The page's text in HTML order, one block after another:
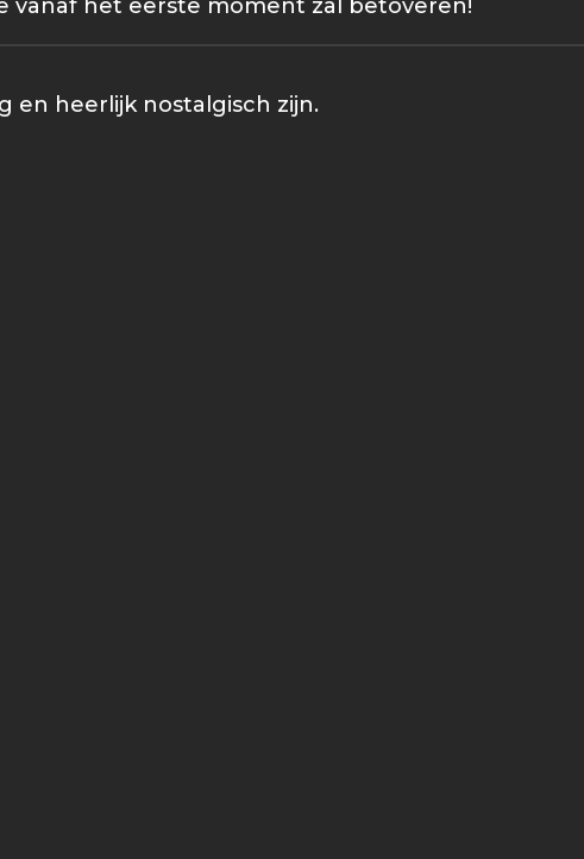
vanaf het eerste moment zal betoveren!
en heerlijk nostalgisch zijn.